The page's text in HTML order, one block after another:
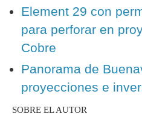
Element 29 con
para perforar en
Cobre
Panorama de
proyecciones e
SOBRE EL AUTOR